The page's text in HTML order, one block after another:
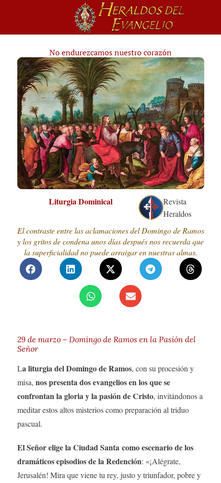
No endurezcamos nuestro corazón
Liturgia Dominical
Revista
Heraldos
El contraste entre las aclamaciones del Domingo de Ramos
y los gritos de condena unos días después nos recuerda que
la superficialidad no puede arraigar en nuestras almas.
29 de marzo – Domingo de Ramos en la Pasión del
Señor
La liturgia del Domingo de Ramos, con su procesión y
misa, nos presenta dos evangelios en los que se
confrontan la gloria y la pasión de Cristo, invitándonos a
meditar estos altos misterios como preparación al triduo
pascual.
El Señor elige la Ciudad Santa como escenario de los
dramáticos episodios de la Redención: «¡Alégrate,
Jerusalén! Mira que viene tu rey, justo y triunfador, pobre y